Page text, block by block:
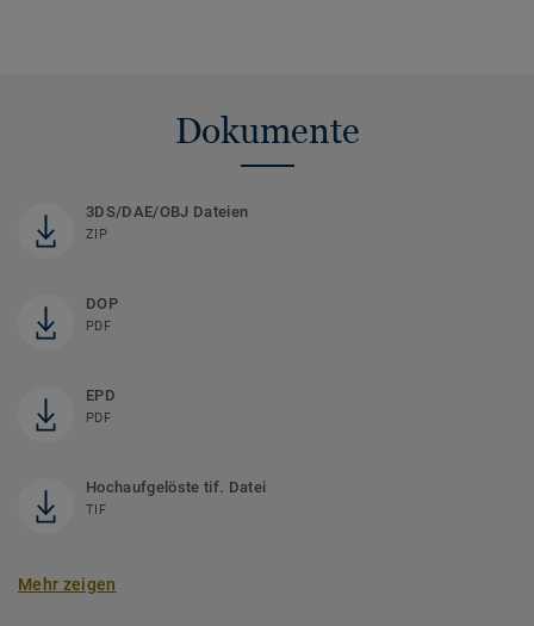
Dokumente
3DS/DAE/OBJ Dateien
ZIP
DOP
PDF
EPD
PDF
Hochaufgelöste tif. Datei
TIF
Mehr zeigen